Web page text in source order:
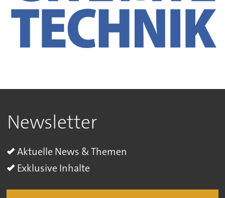
Newsletter
Aktuelle News & Themen
Exklusive Inhalte